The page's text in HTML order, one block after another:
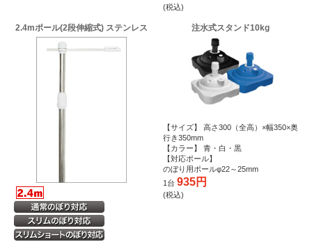
(税込)
2.4mポール(2段伸縮式) ステンレス 注水式スタンド10kg
【サイズ】 高さ300（全高）×幅350×奥
行き350mm
【カラー】 青・白・黒
【対応ポール】
のぼり用ポールφ22～25mm
1台 935円
(税込)